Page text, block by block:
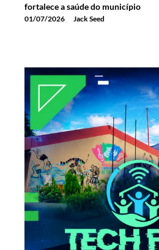
fortalece a saúde do município
01/07/2026 Jack Seed